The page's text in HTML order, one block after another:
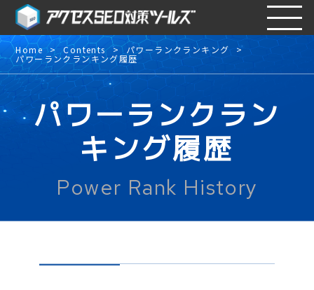
Home Contents パワーランクランキング
パワーランクランキング履歴
パワーランクラン
キング履歴
Power Rank History